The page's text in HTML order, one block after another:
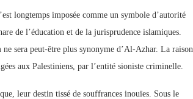
longtemps imposée comme un symbole d’autorité
de l’éducation et de la jurisprudence islamiques.
sera peut-être plus synonyme d’Al-Azhar. La raison
aux Palestiniens, par l’entité sioniste criminelle.
leur destin tissé de souffrances inouïes. Sous le